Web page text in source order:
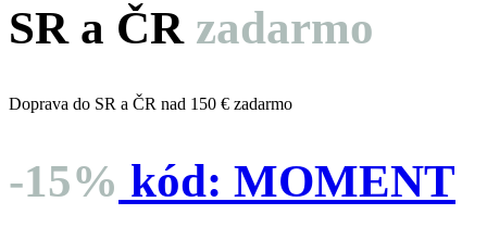
SR a ČR zadarmo
Doprava do SR a ČR nad 150 € zadarmo
-15% kód: MOMENT